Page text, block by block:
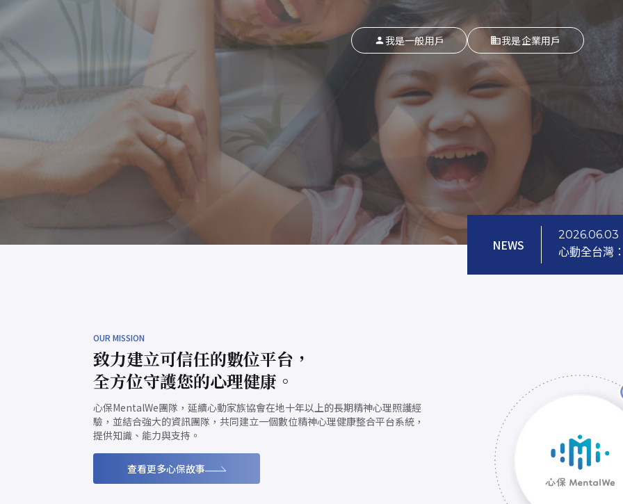
我是一般用戶 我是企業用戶
NEWS
2026.06.03
心動全台灣
OUR MISSION
致力建立可信任的數位平台，
全方位守護您的心理健康。
心保MentalWe團隊，延續心動家族協會在地十年以上的長期精神心理照護經
驗，並結合強大的資訊團隊，共同建立一個數位精神心理健康整合平台系統，
提供知識、能力與支持。
查看更多心保故事